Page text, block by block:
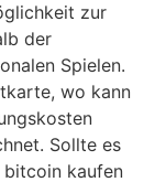
zur
der
Spielen.
wo kann
Sollte es
kaufen